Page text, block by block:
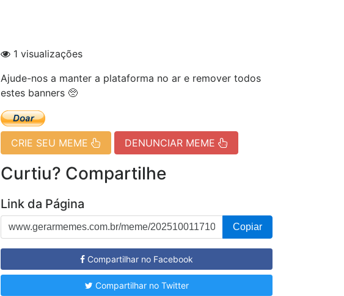
1 visualizações
Ajude-nos a manter a plataforma no ar e remover todos
estes banners 🥺
CRIE SEU MEME DENUNCIAR MEME
Curtiu? Compartilhe
Link da Página
Copiar
Compartilhar no Facebook
Compartilhar no Twitter